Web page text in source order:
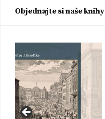
Objednajte si naše knihy